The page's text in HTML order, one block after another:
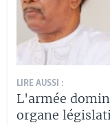
LIRE AUSSI :
L'armée
organe